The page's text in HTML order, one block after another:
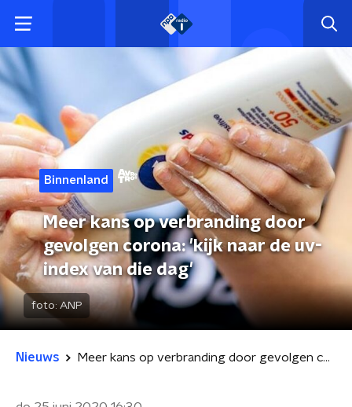
Binnenland
Meer kans op verbranding door
gevolgen corona: 'kijk naar de uv-
index van die dag'
foto: ANP
Nieuws Meer kans op verbranding door gevolgen corona: 'kijk naar de uv-index van die dag'